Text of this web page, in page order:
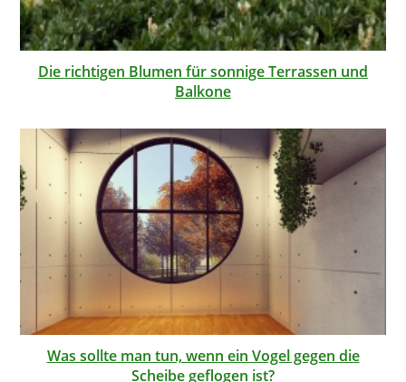
Die richtigen Blumen für sonnige Terrassen und
Balkone
Was sollte man tun, wenn ein Vogel gegen die
Scheibe geflogen ist?